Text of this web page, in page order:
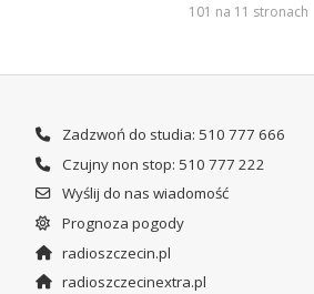
101 na 11 stronach
Zadzwoń do studia: 510 777 666
Czujny non stop: 510 777 222
Wyślij do nas wiadomość
Prognoza pogody
radioszczecin.pl
radioszczecinextra.pl